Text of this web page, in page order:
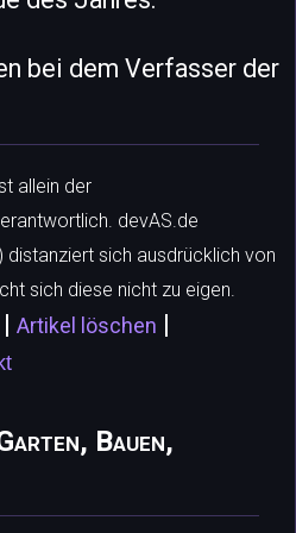
bei dem Verfasser der
allein der
devAS.de
sich ausdrücklich von
sich diese nicht zu eigen.
| Artikel löschen |
Bauen,